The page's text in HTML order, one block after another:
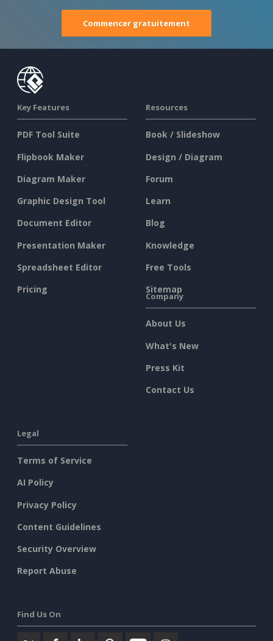
Commencer gratuitement
Key Features
PDF Tool Suite
Flipbook Maker
Diagram Maker
Graphic Design Tool
Document Editor
Presentation Maker
Spreadsheet Editor
Pricing
Resources
Book / Slideshow
Design / Diagram
Forum
Learn
Blog
Knowledge
Free Tools
Sitemap
Company
About Us
What's New
Press Kit
Contact Us
Legal
Terms of Service
AI Policy
Privacy Policy
Content Guidelines
Security Overview
Report Abuse
Find Us On